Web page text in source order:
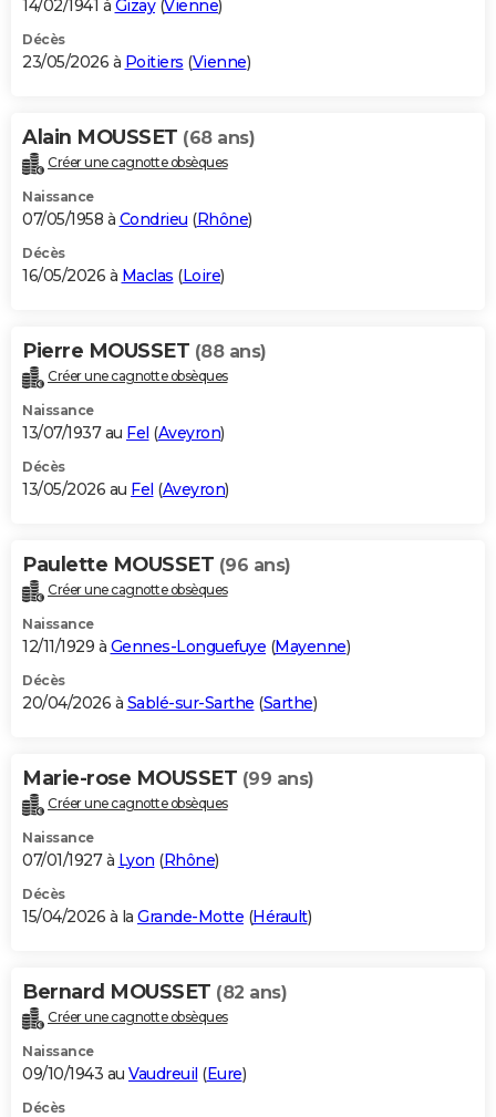
14/02/1941 à Gizay(Vienne)
Décès
23/05/2026 à Poitiers (Vienne)
Alain MOUSSET (68 ans)
Créer une cagnotte obsèques
Naissance
07/05/1958 à Condrieu (Rhône)
Décès
16/05/2026 à Maclas (Loire)
Pierre MOUSSET (88 ans)
Créer une cagnotte obsèques
Naissance
13/07/1937 au Fel (Aveyron)
Décès
13/05/2026 au Fel (Aveyron)
Paulette MOUSSET (96 ans)
Créer une cagnotte obsèques
Naissance
12/11/1929 à Gennes-Longuefuye (Mayenne)
Décès
20/04/2026 à Sablé-sur-Sarthe (Sarthe)
Marie-rose MOUSSET (99 ans)
Créer une cagnotte obsèques
Naissance
07/01/1927 à Lyon (Rhône)
Décès
15/04/2026 à la Grande-Motte (Hérault)
Bernard MOUSSET (82 ans)
Créer une cagnotte obsèques
Naissance
09/10/1943 au Vaudreuil (Eure)
Décès